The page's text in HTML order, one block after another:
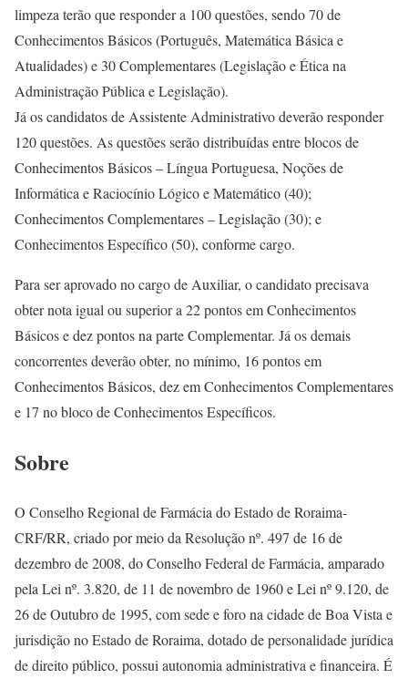
limpeza terão que responder a 100 questões, sendo 70 de
Conhecimentos Básicos (Português, Matemática Básica e
Atualidades) e 30 Complementares (Legislação e Ética na
Administração Pública e Legislação).
Já os candidatos de Assistente Administrativo deverão responder
120 questões. As questões serão distribuídas entre blocos de
Conhecimentos Básicos – Língua Portuguesa, Noções de
Informática e Raciocínio Lógico e Matemático (40);
Conhecimentos Complementares – Legislação (30); e
Conhecimentos Específico (50), conforme cargo.
Para ser aprovado no cargo de Auxiliar, o candidato precisava
obter nota igual ou superior a 22 pontos em Conhecimentos
Básicos e dez pontos na parte Complementar. Já os demais
concorrentes deverão obter, no mínimo, 16 pontos em
Conhecimentos Básicos, dez em Conhecimentos Complementares
e 17 no bloco de Conhecimentos Específicos.
Sobre
O Conselho Regional de Farmácia do Estado de Roraima-
CRF/RR, criado por meio da Resolução nº. 497 de 16 de
dezembro de 2008, do Conselho Federal de Farmácia, amparado
pela Lei nº. 3.820, de 11 de novembro de 1960 e Lei nº 9.120, de
26 de Outubro de 1995, com sede e foro na cidade de Boa Vista e
jurisdição no Estado de Roraima, dotado de personalidade jurídica
de direito público, possui autonomia administrativa e financeira. É